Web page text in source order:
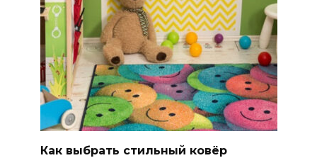
Как выбрать стильный ковёр